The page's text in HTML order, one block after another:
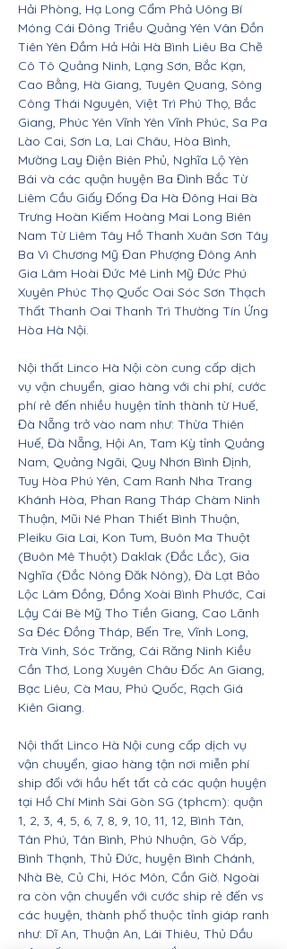
Hải Phòng, Hạ Long Cẩm Phả Uông Bí
Móng Cái Đông Triều Quảng Yên Vân Đồn
Tiên Yên Đầm Hả Hải Hà Bình Liêu Ba Chẽ
Cô Tô Quảng Ninh, Lạng Sơn, Bắc Kạn,
Cao Bằng, Hà Giang, Tuyên Quang, Sông
Công Thái Nguyên, Việt Trì Phú Thọ, Bắc
Giang, Phúc Yên Vĩnh Yên Vĩnh Phúc, Sa Pa
Lào Cai, Sơn La, Lai Châu, Hòa Bình,
Mường Lay Điện Biên Phủ, Nghĩa Lộ Yên
Bái và các quận huyện Ba Đình Bắc Từ
Liêm Cầu Giấy Đống Đa Hà Đông Hai Bà
Trưng Hoàn Kiếm Hoàng Mai Long Biên
Nam Từ Liêm Tây Hồ Thanh Xuân Sơn Tây
Ba Vì Chương Mỹ Đan Phượng Đông Anh
Gia Lâm Hoài Đức Mê Linh Mỹ Đức Phú
Xuyên Phúc Thọ Quốc Oai Sóc Sơn Thạch
Thất Thanh Oai Thanh Trì Thường Tín Ứng
Hòa Hà Nội.
Nội thất Linco Hà Nội còn cung cấp dịch
vụ vận chuyển, giao hàng với chi phí, cước
phí rẻ đến nhiều huyện tỉnh thành từ Huế,
Đà Nẵng trở vào nam như: Thừa Thiên
Huế, Đà Nẵng, Hội An, Tam Kỳ tỉnh Quảng
Nam, Quảng Ngãi, Quy Nhơn Bình Định,
Tuy Hòa Phú Yên, Cam Ranh Nha Trang
Khánh Hòa, Phan Rang Tháp Chàm Ninh
Thuận, Mũi Né Phan Thiết Bình Thuận,
Pleiku Gia Lai, Kon Tum, Buôn Ma Thuột
(Buôn Mê Thuột) Daklak (Đắc Lắc), Gia
Nghĩa (Đắc Nông Đăk Nông), Đà Lạt Bảo
Lộc Lâm Đồng, Đồng Xoài Bình Phước, Cai
Lậy Cái Bè Mỹ Tho Tiền Giang, Cao Lãnh
Sa Đéc Đồng Tháp, Bến Tre, Vĩnh Long,
Trà Vinh, Sóc Trăng, Cái Răng Ninh Kiều
Cần Thơ, Long Xuyên Châu Đốc An Giang,
Bạc Liêu, Cà Mau, Phú Quốc, Rạch Giá
Kiên Giang.
Nội thất Linco Hà Nội cung cấp dịch vụ
vận chuyển, giao hàng tận nơi miễn phí
ship đối với hầu hết tất cả các quận huyện
tại Hồ Chí Minh Sài Gòn SG (tphcm): quận
1, 2, 3, 4, 5, 6, 7, 8, 9, 10, 11, 12, Bình Tân,
Tân Phú, Tân Bình, Phú Nhuận, Gò Vấp,
Bình Thạnh, Thủ Đức, huyện Bình Chánh,
Nhà Bè, Củ Chi, Hóc Môn, Cần Giờ. Ngoài
ra còn vận chuyển với cước ship rẻ đến vs
các huyện, thành phố thuộc tỉnh giáp ranh
như: Dĩ An, Thuận An, Lái Thiêu, Thủ Dầu